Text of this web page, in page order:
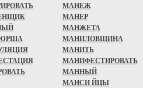
МАНЕЖ
МАНЕР
МАНЖЕТА
МАНИЛОВЩИНА
МАНИТЬ
МАНИФЕСТИРОВАТЬ
МАННЫЙ
МАНСИ ЙЦЫ